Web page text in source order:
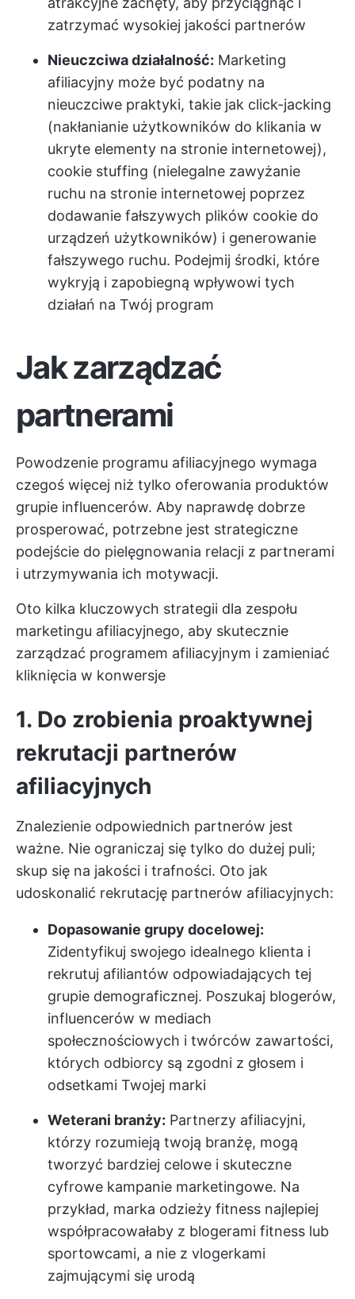
zatrzymać wysokiej jakości partnerów
Nieuczciwa działalność: Marketing
afiliacyjny może być podatny na
nieuczciwe praktyki, takie jak click-jacking
(nakłanianie użytkowników do klikania w
ukryte elementy na stronie internetowej),
cookie stuffing (nielegalne zawyżanie
ruchu na stronie internetowej poprzez
dodawanie fałszywych plików cookie do
urządzeń użytkowników) i generowanie
fałszywego ruchu. Podejmij środki, które
wykryją i zapobiegną wpływowi tych
działań na Twój program
Jak zarządzać
partnerami
Powodzenie programu afiliacyjnego wymaga
czegoś więcej niż tylko oferowania produktów
grupie influencerów. Aby naprawdę dobrze
prosperować, potrzebne jest strategiczne
podejście do pielęgnowania relacji z partnerami
i utrzymywania ich motywacji.
Oto kilka kluczowych strategii dla zespołu
marketingu afiliacyjnego, aby skutecznie
zarządzać programem afiliacyjnym i zamieniać
kliknięcia w konwersje
1. Do zrobienia proaktywnej
rekrutacji partnerów
afiliacyjnych
Znalezienie odpowiednich partnerów jest
ważne. Nie ograniczaj się tylko do dużej puli;
skup się na jakości i trafności. Oto jak
udoskonalić rekrutację partnerów afiliacyjnych:
Dopasowanie grupy docelowej:
Zidentyfikuj swojego idealnego klienta i
rekrutuj afiliantów odpowiadających tej
grupie demograficznej. Poszukaj blogerów,
influencerów w mediach
społecznościowych i twórców zawartości,
których odbiorcy są zgodni z głosem i
odsetkami Twojej marki
Weterani branży: Partnerzy afiliacyjni,
którzy rozumieją twoją branżę, mogą
tworzyć bardziej celowe i skuteczne
cyfrowe kampanie marketingowe. Na
przykład, marka odzieży fitness najlepiej
współpracowałaby z blogerami fitness lub
sportowcami, a nie z vlogerkami
zajmującymi się urodą